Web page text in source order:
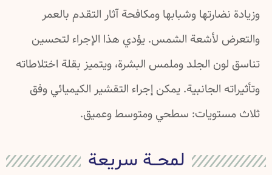
وزيادة نضارتها وشبابها ومكافحة آثار التقدم بالعمر
والتعرض لأشعة الشمس. يؤدي هذا الإجراء لتحسين
تناسق لون الجلد وملمس البشرة، ويتميز بقلة اختلاطاته
وتأثيراته الجانبية. يمكن إجراء التقشير الكيميائي وفق
ثلاث مستويات: سطحي ومتوسط وعميق.
لمحــة سريعة